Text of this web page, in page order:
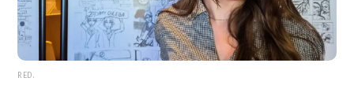
RED.